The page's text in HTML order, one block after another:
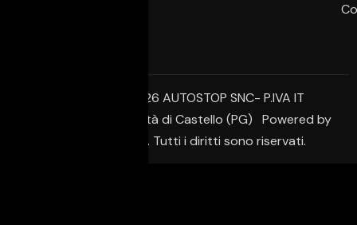
© Copyright 2026 AUTOSTOP SNC- P.IVA IT
02650950542 – Città di Castello (PG) Powered by
Creative Agency. Tutti i diritti sono riservati.